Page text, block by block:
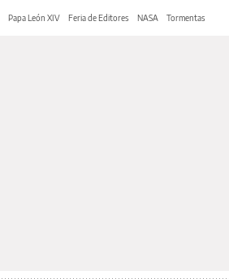
Papa León XIV Feria de Editores NASA Tormentas